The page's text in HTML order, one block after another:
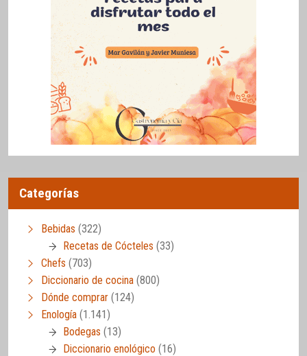
Categorías
Bebidas (322)
Recetas de Cócteles (33)
Chefs (703)
Diccionario de cocina (800)
Dónde comprar (124)
Enología (1.141)
Bodegas (13)
Diccionario enológico (16)